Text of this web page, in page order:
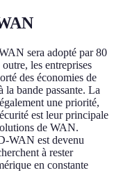
sera adopté par 80
outre, les entreprises
des économies de
la bande passante. La
une priorité,
est leur principale
de WAN.
WAN est devenu
à rester
en constante